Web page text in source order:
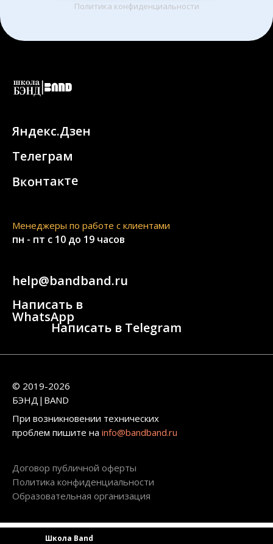
Политика конфиденциальности
Яндекс.Дзен
Телеграм
Вконтакте
Написать в
WhatsApp
Менеджеры по работе с клиентами
Договор публичной оферты
Политика конфиденциальности
Образовательная организация
При возникновении технических
проблем пишите на info@bandband.ru
© 2019-2026
БЭНД|BAND
help@bandband.ru
Написать в Telegram
пн - пт с 10 до 19 часов
Школа Band